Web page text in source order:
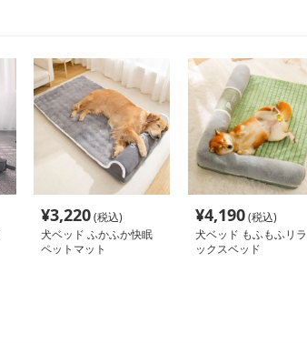
¥3,220(税込)
犬ベッド ふかふか快眠
ペットマット
¥4,190(税込)
犬ベッド もふもふリラ
ックスベッド